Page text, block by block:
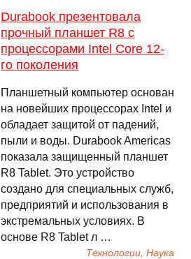
Durabook презентовала
прочный планшет R8 с
процессорами Intel Core 12-
го поколения
Планшетный компьютер основан
на новейших процессорах Intel и
обладает защитой от падений,
пыли и воды. Durabook Americas
показала защищенный планшет
R8 Tablet. Это устройство
создано для специальных служб,
предприятий и использования в
экстремальных условиях. В
основе R8 Tablet л …
Технологии, Наука